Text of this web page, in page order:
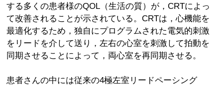
する多くの患者様のQOL（生活の質）が，CRTによっ
て改善されることが示されている。CRTは，心機能を
最適化するため，独自にプログラムされた電気的刺激
をリードを介して送り，左右の心室を刺激して拍動を
同期させることによって，両心室を再同期させる。
患者さんの中には従来の4極左室リードペーシング